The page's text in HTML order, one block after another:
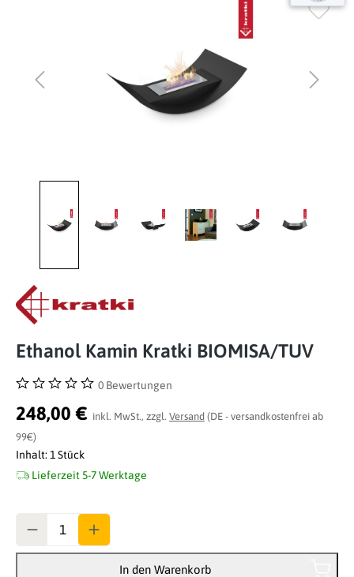
Ethanol Kamin Kratki BIOMISA/TUV
Durchschnittliche Bewertung von 0 von 5 Sternen
0 Bewertungen
248,00 € inkl. MwSt., zzgl. Versand (DE - versandkostenfrei ab
99€)
Inhalt: 1 Stück
Lieferzeit 5-7 Werktage
In den Warenkorb